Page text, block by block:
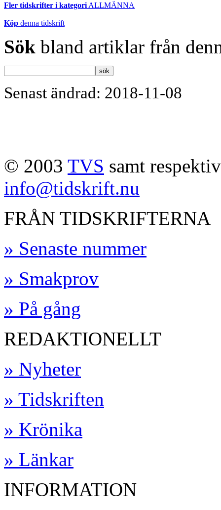
Fler tidskrifter i kategori ALLMÄNNA
Köp denna tidskrift
Sök bland artiklar från
Senast ändrad: 2018-11-08
© 2003 TVS samt
info@tidskrift.nu
FRÅN TIDSKRIFTERNA
» Senaste nummer
» Smakprov
» På gång
REDAKTIONELLT
» Nyheter
» Tidskriften
» Krönika
» Länkar
INFORMATION